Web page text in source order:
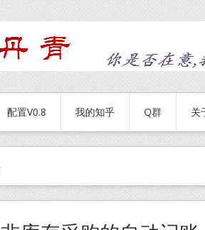
配置V0.8 我的知乎 Q群 关